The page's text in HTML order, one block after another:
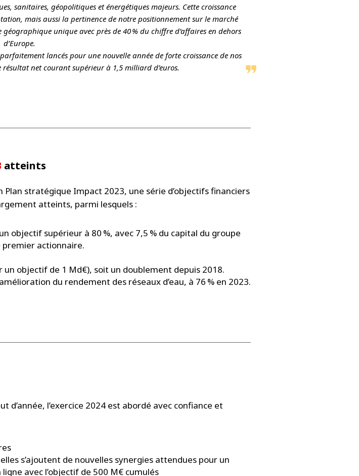
sanitaires, géopolitiques et énergétiques majeurs. Cette croissance
mais aussi la pertinence de notre positionnement sur le marché
unique avec près de 40 % du chiffre d’affaires en dehors
d’Europe.
lancés pour une nouvelle année de forte croissance de nos
net courant supérieur à 1,5 milliard d’euros.
atteints
stratégique Impact 2023, une série d’objectifs financiers
atteints, parmi lesquels :
objectif supérieur à 80 %, avec 7,5 % du capital du groupe
premier actionnaire.
un objectif de 1 Md€), soit un doublement depuis 2018.
du rendement des réseaux d’eau, à 76 % en 2023.
l’exercice 2024 est abordé avec confiance et
s’ajoutent de nouvelles synergies attendues pour un
avec l’objectif de 500 M€ cumulés